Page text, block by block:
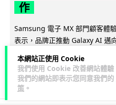
本網站正使用 Cookie
我們使用 Cookie 改善網站體驗
我們的網站即表示您同意我們的
策 。
作
Samsung 電子 MX 部門顧客體
表示，品牌正推動 Galaxy AI 邁
29 4 ↗ 分享